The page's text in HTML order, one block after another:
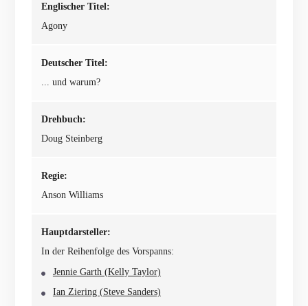
Englischer Titel:
Agony
Deutscher Titel:
... und warum?
Drehbuch:
Doug Steinberg
Regie:
Anson Williams
Hauptdarsteller:
In der Reihenfolge des Vorspanns:
Jennie Garth (Kelly Taylor)
Ian Ziering (Steve Sanders)